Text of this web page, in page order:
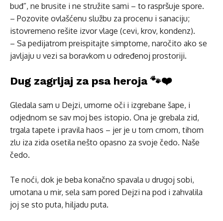
buđ”, ne brusite i ne stružite sami – to raspršuje spore.
– Pozovite ovlašćenu službu za procenu i sanaciju;
istovremeno rešite izvor vlage (cevi, krov, kondenz).
– Sa pedijatrom preispitajte simptome, naročito ako se
javljaju u vezi sa boravkom u određenoj prostoriji.
Dug zagrljaj za psa heroja 🐾❤️
Gledala sam u Dejzi, umorne oči i izgrebane šape, i
odjednom se sav moj bes istopio. Ona je grebala zid,
trgala tapete i pravila haos – jer je u tom crnom, tihom
zlu iza zida osetila nešto opasno za svoje čedo. Naše
čedo.
Te noći, dok je beba konačno spavala u drugoj sobi,
umotana u mir, sela sam pored Dejzi na pod i zahvalila
joj se sto puta, hiljadu puta.